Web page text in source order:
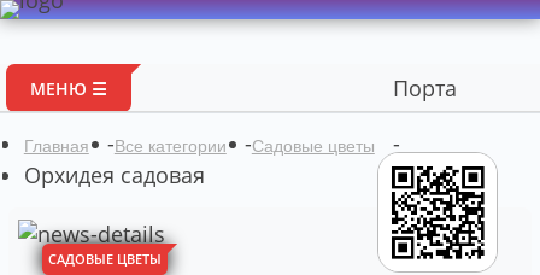
МЕНЮ ☰ Портал авторских
Главная -Все категории -Садовые цветы
-
Орхидея садовая
САДОВЫЕ ЦВЕТЫ